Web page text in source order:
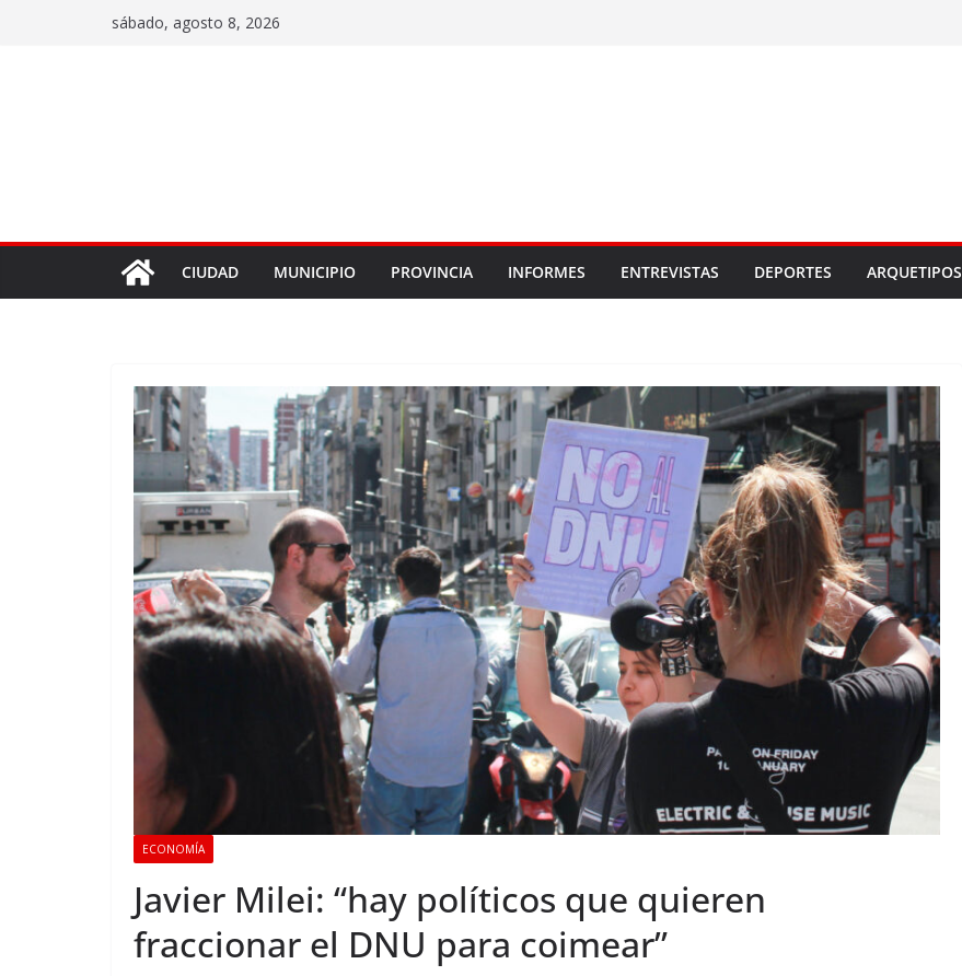
sábado, agosto 8, 2026
CIUDAD MUNICIPIO PROVINCIA INFORMES ENTREVISTAS DEPORTES ARQUETIPOS
ECONOMÍA
Javier Milei: “hay políticos que quieren
fraccionar el DNU para coimear”